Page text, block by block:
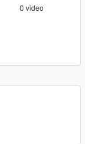
0 video